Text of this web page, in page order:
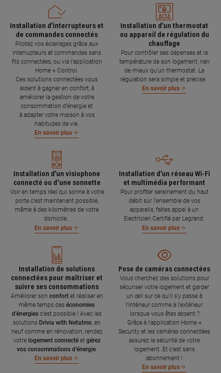
Installation d’interrupteurs et
de commandes connectés
Pilotez vos éclairages grâce aux
interrupteurs et commandes sans
fils connectées, ou via l'application
Home + Control.
Ces solutions connectées vous
aident à gagner en confort, à
améliorer la gestion de votre
consommation d’énergie et
à adapter votre maison à vos
habitudes de vie.
En savoir plus
Installation d’un thermostat
ou appareil de régulation du
chauffage
Pour contrôler ses dépenses et la
température de son logement, rien
de mieux qu’un thermostat. La
régulation sera simple et précise.
En savoir plus
Installation d’un visiophone
connecté ou d'une sonnette
Voir en temps réel qui sonne à votre
porte c’est maintenant possible,
même à des kilomètres de votre
domicile.
En savoir plus
Installation d’un réseau Wi-Fi
et multimédia performant
Pour profiter sereinement du haut
débit sur l’ensemble de vos
appareils, faites appel à un
Electricien Certifié par Legrand.
En savoir plus
Installation de solutions
connectées pour maîtriser et
suivre ses consommations
Améliorer son confort et réaliser en
même temps des économies
d’énergies c’est possible ! Avec les
solutions Drivia with Netatmo , en
neuf comme en rénovation, rendez
votre logement connecté et gérez
vos consommations d’énergie.
En savoir plus
Pose de caméras connectées
Vous cherchez des solutions pour
sécuriser votre logement et garder
un œil sur ce qu’il s’y passe à
l’intérieur comme à l’extérieur
lorsque vous êtes absent ?
Grâce à l'application Home +
Security et les caméras connectées
assurez la sécurité de votre
logement. Et c'est sans
abonnement !
En savoir plus